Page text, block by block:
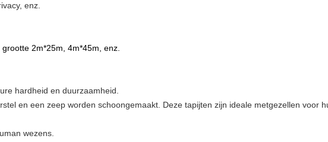
enz.
2m*25m, 4m*45m, enz.
hardheid en duurzaamheid.
en een zeep worden schoongemaakt. Deze tapijten zijn ideale metgezellen voor
wezens.